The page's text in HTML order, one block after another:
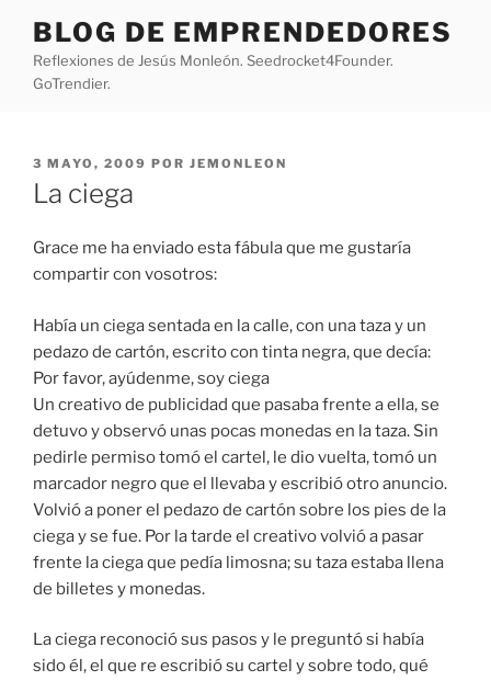
contenido
BLOG DE EMPRENDEDORES
Reflexiones de Jesús Monleón. Seedrocket4Founder.
GoTrendier.
PUBLICADO
EL
3 MAYO, 2009 POR JEMONLEON
La ciega
Grace me ha enviado esta fábula que me gustaría
compartir con vosotros:
Había un ciega sentada en la calle, con una taza y un
pedazo de cartón, escrito con tinta negra, que decía:
Por favor, ayúdenme, soy ciega
Un creativo de publicidad que pasaba frente a ella, se
detuvo y observó unas pocas monedas en la taza. Sin
pedirle permiso tomó el cartel, le dio vuelta, tomó un
marcador negro que el llevaba y escribió otro anuncio.
Volvió a poner el pedazo de cartón sobre los pies de la
ciega y se fue. Por la tarde el creativo volvió a pasar
frente la ciega que pedía limosna; su taza estaba llena
de billetes y monedas.
La ciega reconoció sus pasos y le preguntó si había
sido él, el que re escribió su cartel y sobre todo, qué